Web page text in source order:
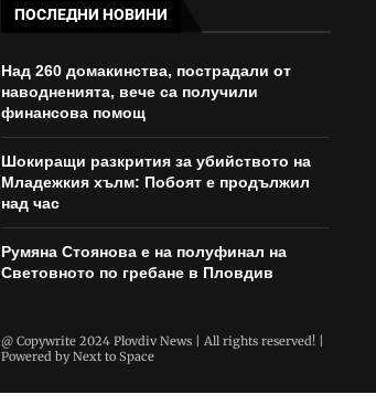
ПОСЛЕДНИ НОВИНИ
Над 260 домакинства, пострадали от
наводненията, вече са получили
финансова помощ
Шокиращи разкрития за убийството на
Младежкия хълм: Побоят е продължил
над час
Румяна Стоянова е на полуфинал на
Световното по гребане в Пловдив
@ Copywrite 2024 Plovdiv News | All rights reserved! |
Powered byNext to Space